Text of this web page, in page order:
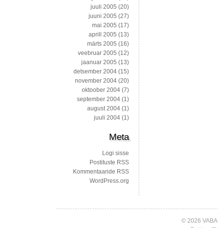
juuli 2005 (20)
juuni 2005 (27)
mai 2005 (17)
aprill 2005 (13)
märts 2005 (16)
veebruar 2005 (12)
jaanuar 2005 (13)
detsember 2004 (15)
november 2004 (20)
oktoober 2004 (7)
september 2004 (1)
august 2004 (1)
juuli 2004 (1)
Meta
Logi sisse
Postituste RSS
Kommentaaride RSS
WordPress.org
© 2026